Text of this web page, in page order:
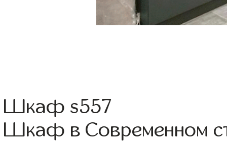
Шкаф s557
Шкаф в Современном